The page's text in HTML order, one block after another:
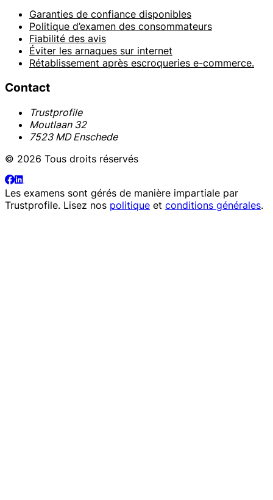
Garanties de confiance disponibles
Politique d’examen des consommateurs
Fiabilité des avis
Éviter les arnaques sur internet
Rétablissement après escroqueries e-commerce.
Contact
Trustprofile
Moutlaan 32
7523 MD Enschede
© 2026 Tous droits réservés
Les examens sont gérés de manière impartiale par
Trustprofile. Lisez nos politique et conditions générales.